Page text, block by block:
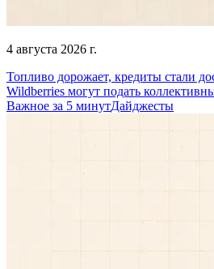
4 августа 2026 г.
Топливо дорожает, кредиты стали
Wildberries могут подать
Важное за 5 минутДайджесты